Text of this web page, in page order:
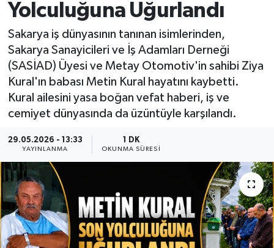
Yolculuğuna Uğurlandı
Sakarya iş dünyasının tanınan isimlerinden,
Sakarya Sanayicileri ve İş Adamları Derneği
(SASİAD) Üyesi ve Metay Otomotiv'in sahibi Ziya
Kural'ın babası Metin Kural hayatını kaybetti.
Kural ailesini yasa boğan vefat haberi, iş ve
cemiyet dünyasında da üzüntüyle karşılandı.
29.05.2026 - 13:33
YAYINLANMA
1 DK
OKUNMA SÜRESI